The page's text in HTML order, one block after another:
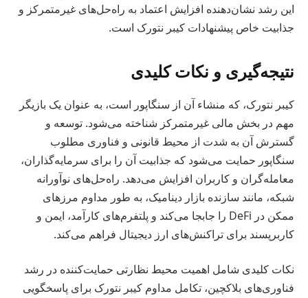
این رشد نشان‌دهنده افزایش اعتماد به راه‌حل‌های غیرمتمرکز و
جذابیت خاص پیشنهادات کیبر نتورک است.
نتیجه‌گیری و نکات کلیدی
کیبر نتورک، که منشاء آن از سنگاپور است، به عنوان یک بازیگر
مهم در بخش مالی غیرمتمرکز شناخته می‌شود. توسعه و
گسترش آن به شدت از محیط قانونی و فناوری مطلوب
سنگاپور حمایت می‌شود که جذابیت آن را برای سرمایه‌گذاران،
معامله‌گران و کاربران افزایش می‌دهد. راه‌حل‌های نوآورانه
شبکه، مانند سازنده بازار دینامیک، به طور مداوم مرزهای
ممکن در DeFi را جابجا می‌کند و پلتفرم‌های کارآمد، ایمن و
کاربرپسند برای تراکنش‌های ارز دیجیتال فراهم می‌کند.
نکات کلیدی شامل اهمیت محیط نظارتی حمایت‌کننده در رشد
فناوری‌های بلاکچین، تکامل مداوم کیبر نتورک برای پاسخگویی